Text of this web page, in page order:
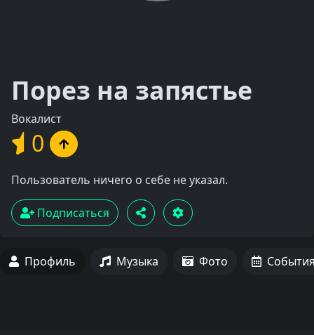
Порез на запястье
Вокалист
0
Пользователь ничего о себе не указал.
Подписаться
Профиль Музыка Фото